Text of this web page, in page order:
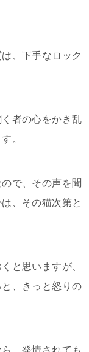
、下手なロック
者の心をかき乱
。
で、その声を聞
、その猫次第と
と思いますが、
、きっと怒りの
、発情されても